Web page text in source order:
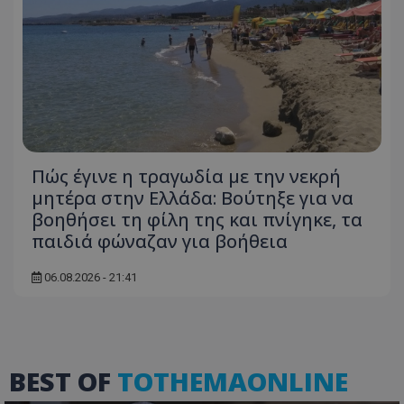
Πώς έγινε η τραγωδία με την νεκρή
μητέρα στην Ελλάδα: Βούτηξε για να
βοηθήσει τη φίλη της και πνίγηκε, τα
παιδιά φώναζαν για βοήθεια
06.08.2026 - 21:41
BEST OF TOTHEMAONLINE
ASP.NET_SessionId
Microsoft Corporation